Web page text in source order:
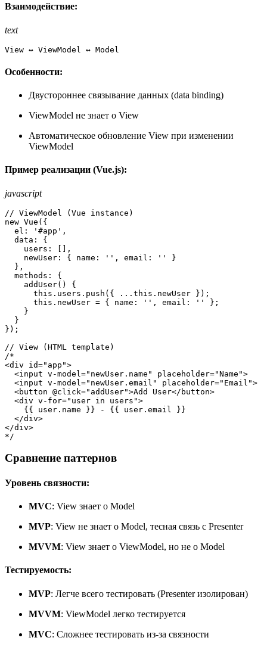
Взаимодействие:
text
View ↔ ViewModel ↔ Model
Особенности:
Двустороннее связывание данных (data binding)
ViewModel не знает о View
Автоматическое обновление View при изменении
ViewModel
Пример реализации (Vue.js):
javascript
// ViewModel (Vue instance)
new Vue ({
el : '#app' ,
data : {
users : [],
newUser : { name : '' , email : ''
}
  },
methods : {
addUser( ) {
this . users . push ({ ... this . newUser });
this . newUser = { name : '' , email : ''
};
    }
  }
});
// View (HTML template)
/*
<div id="app">
  <input v-model="newUser.name" placeholder="Name">
  <input v-model="newUser.email" placeholder="Email">
  <button @click="addUser">Add User</button>
  <div v-for="user in users">
    {{ user.name }} - {{ user.email }}
  </div>
</div>
*/
Сравнение паттернов
Уровень связности:
MVC: View знает о Model
MVP: View не знает о Model, тесная связь с Presenter
MVVM: View знает о ViewModel, но не о Model
Тестируемость:
MVP: Легче всего тестировать (Presenter изолирован)
MVVM: ViewModel легко тестируется
MVC: Сложнее тестировать из-за связности